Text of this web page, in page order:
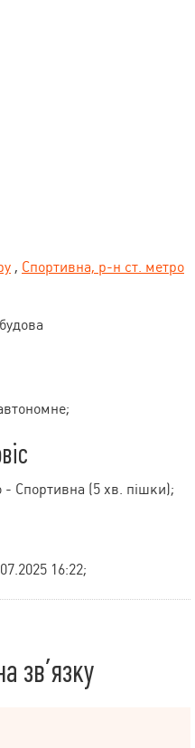
, Спортивна, р-н ст. метро
- Спортивна (5 хв. пішки);
16:22;
зв’язку